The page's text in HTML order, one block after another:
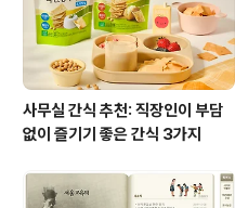
사무실 간식 추천: 직장인이 부담
없이 즐기기 좋은 간식 3가지